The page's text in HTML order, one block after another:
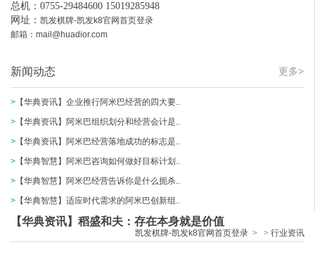
总机：0755-29484600 15019285948
网址： 凯发棋牌-凯发k8官网首页登录
邮箱： mail@huadior.com
更多>
新闻动态
> 【华典资讯】企业推行阿米巴经营的四大要..
> 【华典资讯】阿米巴组织划分和经营会计是..
> 【华典资讯】阿米巴经营落地成功的标志是..
> 【华典智慧】阿米巴咨询如何做好目标计划..
> 【华典智慧】阿米巴经营告诉你是什么扼杀..
> 【华典智慧】适应时代需求的阿米巴创新组..
【华典资讯】稻盛和夫：存在本身就是价值
凯发棋牌-凯发k8官网首页登录 > > 行业资讯